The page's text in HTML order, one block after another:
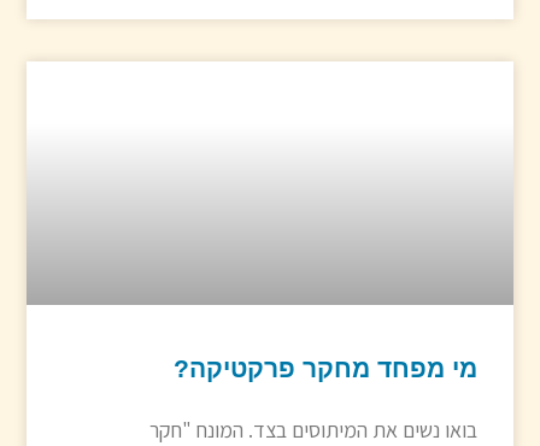
מי מפחד מחקר פרקטיקה?
בואו נשים את המיתוסים בצד. המונח "חקר